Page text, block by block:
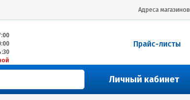
Адреса магазинов
Прайс-листы
Личный кабинет